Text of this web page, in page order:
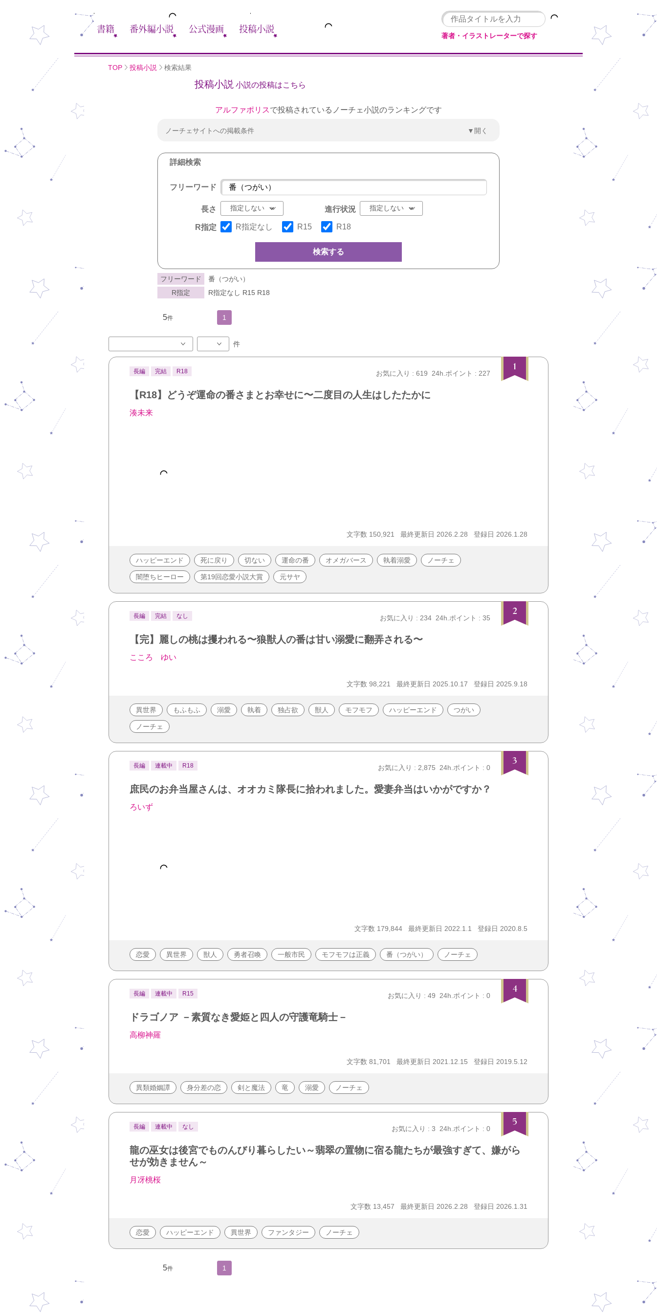
書籍 番外編小説 公式漫画 投稿小説
著者・イラストレーターで探す
TOP 投稿小説 検索結果
投稿小説 小説の投稿はこちら
アルファポリスで投稿されているノーチェ小説のランキングです
ノーチェサイトへの掲載条件 ▼開く
詳細検索
フリーワード
長さ 進行状況
R指定 R指定なし R15 R18
検索する
フリーワード
番（つがい）
R指定
R指定なし R15 R18
5件 1
件
1
長編 完結 R18 お気に入り : 619 24h.ポイント : 227
【R18】どうぞ運命の番さまとお幸せに〜二度目の人生はしたたかに
湊未来
文字数 150,921 最終更新日 2026.2.28 登録日 2026.1.28
ハッピーエンド 死に戻り 切ない 運命の番 オメガバース 執着溺愛 ノーチェ
闇堕ちヒーロー 第19回恋愛小説大賞 元サヤ
2
長編 完結 なし お気に入り : 234 24h.ポイント : 35
【完】麗しの桃は攫われる〜狼獣人の番は甘い溺愛に翻弄される〜
こころ ゆい
文字数 98,221 最終更新日 2025.10.17 登録日 2025.9.18
異世界 もふもふ 溺愛 執着 独占欲 獣人 モフモフ ハッピーエンド つがい
ノーチェ
3
長編 連載中 R18 お気に入り : 2,875 24h.ポイント : 0
庶民のお弁当屋さんは、オオカミ隊長に拾われました。愛妻弁当はいかがですか？
ろいず
文字数 179,844 最終更新日 2022.1.1 登録日 2020.8.5
恋愛 異世界 獣人 勇者召喚 一般市民 モフモフは正義 番（つがい） ノーチェ
4
長編 連載中 R15 お気に入り : 49 24h.ポイント : 0
ドラゴノア －素質なき愛姫と四人の守護竜騎士－
高柳神羅
文字数 81,701 最終更新日 2021.12.15 登録日 2019.5.12
異類婚姻譚 身分差の恋 剣と魔法 竜 溺愛 ノーチェ
5
長編 連載中 なし お気に入り : 3 24h.ポイント : 0
龍の巫女は後宮でものんびり暮らしたい～翡翠の置物に宿る龍たちが最強すぎて、嫌がら
せが効きません～
月冴桃桜
文字数 13,457 最終更新日 2026.2.28 登録日 2026.1.31
恋愛 ハッピーエンド 異世界 ファンタジー ノーチェ
5件 1